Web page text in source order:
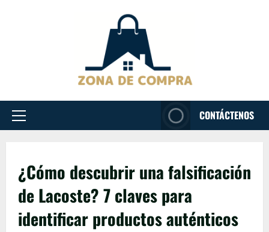
Menu
CONTÁCTENOS
¿Cómo descubrir una falsificación
de Lacoste? 7 claves para
identificar productos auténticos